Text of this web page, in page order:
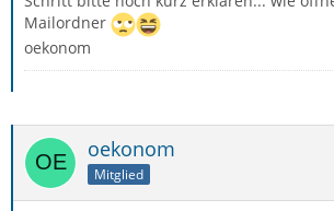
Mailordner
oekonom
oekonom
Mitglied